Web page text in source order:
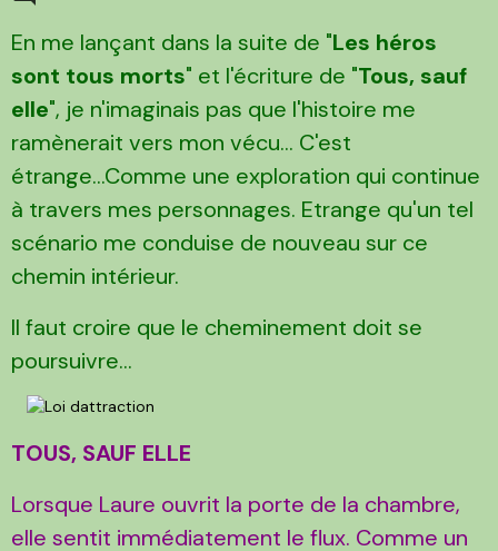
En me lançant dans la suite de "Les héros
sont tous morts" et l'écriture de "Tous, sauf
elle", je n'imaginais pas que l'histoire me
ramènerait vers mon vécu... C'est
étrange...Comme une exploration qui continue
à travers mes personnages. Etrange qu'un tel
scénario me conduise de nouveau sur ce
chemin intérieur.
Il faut croire que le cheminement doit se
poursuivre...
TOUS, SAUF ELLE
Lorsque Laure ouvrit la porte de la chambre,
elle sentit immédiatement le flux. Comme un